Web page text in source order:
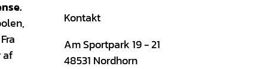
.
af
Kontakt
Am Sportpark 19 - 21
48531 Nordhorn